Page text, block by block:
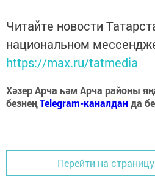
Читайте новости
национальном
https://max.ru/tatmedia
Хәзер Арча һәм Арча районы
безнеңTelegram-каналданда
Перейти на